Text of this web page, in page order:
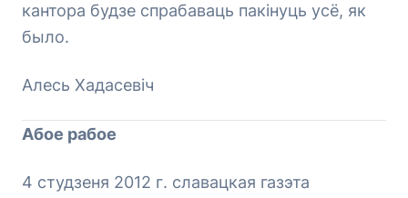
кантора будзе спрабаваць пакінуць усё, як
было.
Алесь Хадасевіч
Абое рабое
4 студзеня 2012 г. славацкая газэта